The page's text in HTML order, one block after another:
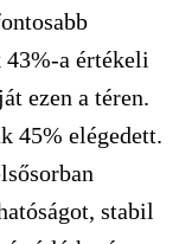
43%-a értékeli
ezen a téren.
45% elégedett.
stabil